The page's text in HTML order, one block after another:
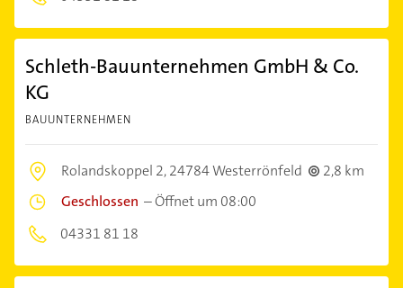
Schleth-Bauunternehmen GmbH & Co.
KG
BAUUNTERNEHMEN
Rolandskoppel 2,24784 Westerrönfeld
2,8 km
Geschlossen –Öffnet um 08:00
04331 81 18